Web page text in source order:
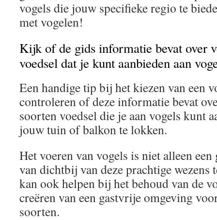
vogels die jouw specifieke regio te
met vogelen!
Kijk of de gids informatie bevat over
voedsel dat je kunt aanbieden aan
Een handige tip bij het kiezen van een
controleren of deze informatie bevat
soorten voedsel die je aan vogels kunt
jouw tuin of balkon te lokken.
Het voeren van vogels is niet alleen
van dichtbij van deze prachtige wezens
kan ook helpen bij het behoud van de
creëren van een gastvrije omgeving
soorten.